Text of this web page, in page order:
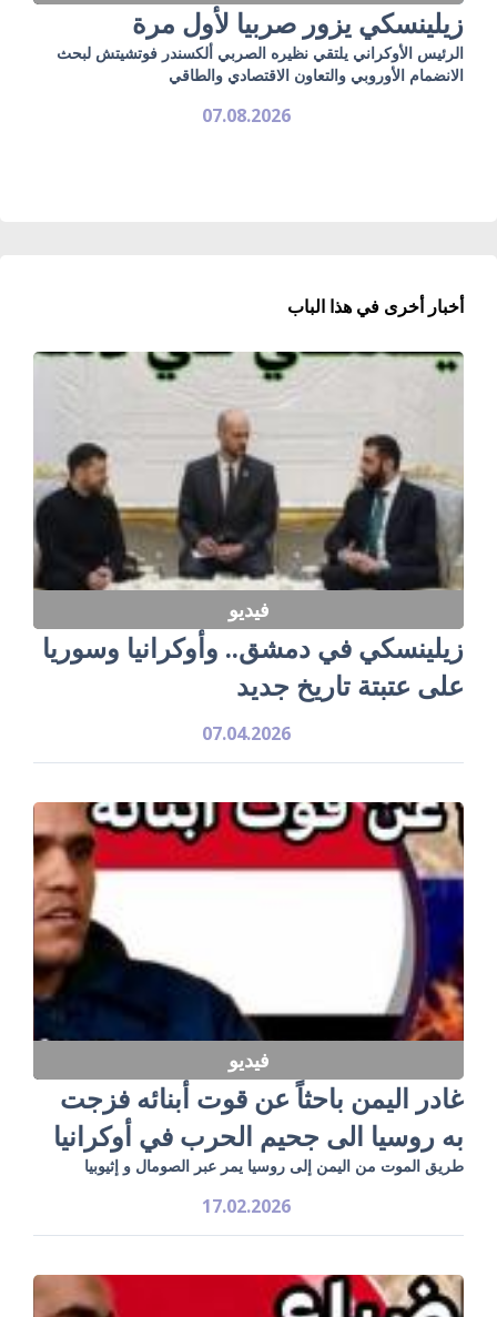
زيلينسكي يزور صربيا لأول مرة
الرئيس الأوكراني يلتقي نظيره الصربي ألكسندر فوتشيتش لبحث
الانضمام الأوروبي والتعاون الاقتصادي والطاقي
07.08.2026
أخبار أخرى في هذا الباب
فيديو
زيلينسكي في دمشق.. وأوكرانيا وسوريا
على عتبتة تاريخ جديد
07.04.2026
فيديو
غادر اليمن باحثاً عن قوت أبنائه فزجت
به روسيا الى جحيم الحرب في أوكرانيا
طريق الموت من اليمن إلى روسيا يمر عبر الصومال و إثيوبيا
17.02.2026